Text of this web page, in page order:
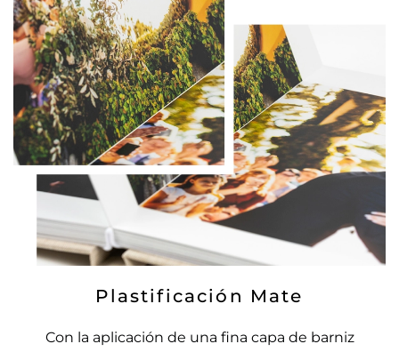
Plastificación Mate
Con la aplicación de una fina capa de barniz